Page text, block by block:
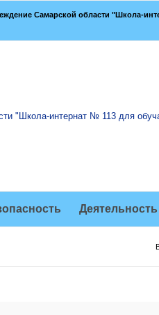
Самарской области "Школа-
Деятельность